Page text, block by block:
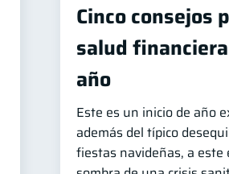
Cinco consejos
salud
año
Este es un inicio de año
además del típico
fiestas navideñas, a este